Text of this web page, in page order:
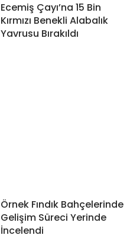
Ecemiş Çayı’na 15 Bin
Kırmızı Benekli Alabalık
Yavrusu Bırakıldı
Örnek Fındık Bahçelerinde
Gelişim Süreci Yerinde
İncelendi